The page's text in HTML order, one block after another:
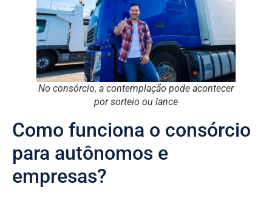
No consórcio, a contemplação pode acontecer
por sorteio ou lance
Como funciona o consórcio
para autônomos e
empresas?